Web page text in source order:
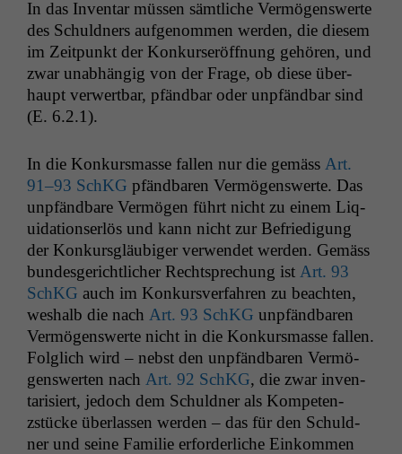
In das Inven­tar müssen sämtliche Ver­mö­genswerte
des Schuld­ners aufgenom­men wer­den, die diesem
im Zeit­punkt der Konkurs­eröff­nung gehören, und
zwar unab­hängig von der Frage, ob diese über­
haupt ver­w­ert­bar, pfänd­bar oder unpfänd­bar sind
(E. 6.2.1).
In die Konkurs­masse fall­en nur die gemäss Art.
91–93 SchKG pfänd­baren Ver­mö­genswerte. Das
unpfänd­bare Ver­mö­gen führt nicht zu einem Liq­
ui­da­tion­ser­lös und kann nicht zur Befriedi­gung
der Konkurs­gläu­biger ver­wen­det wer­den. Gemäss
bun­des­gerichtlich­er Recht­sprechung ist Art. 93
SchKG auch im Konkursver­fahren zu beacht­en,
weshalb die nach Art. 93 SchKG unpfänd­baren
Ver­mö­genswerte nicht in die Konkurs­masse fall­en.
Fol­glich wird – neb­st den unpfänd­baren Ver­mö­
genswerten nach Art. 92 SchKG, die zwar inven­
tarisiert, jedoch dem Schuld­ner als Kom­pe­ten­
zstücke über­lassen wer­den – das für den Schuld­
ner und seine Fam­i­lie erforder­liche Einkom­men